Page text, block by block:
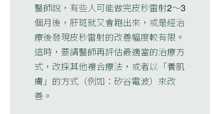
醫師說，有些人可能做完皮秒雷射2～3
個月後，肝斑就又會跑出來，或是經治
療後發現皮秒雷射的改善幅度較有限。
這時，要請醫師再評估最適當的治療方
式，改採其他複合療法，或者以「養肌
膚」的方式（例如：矽谷電波）來改
善。